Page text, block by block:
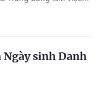
sinh Danh